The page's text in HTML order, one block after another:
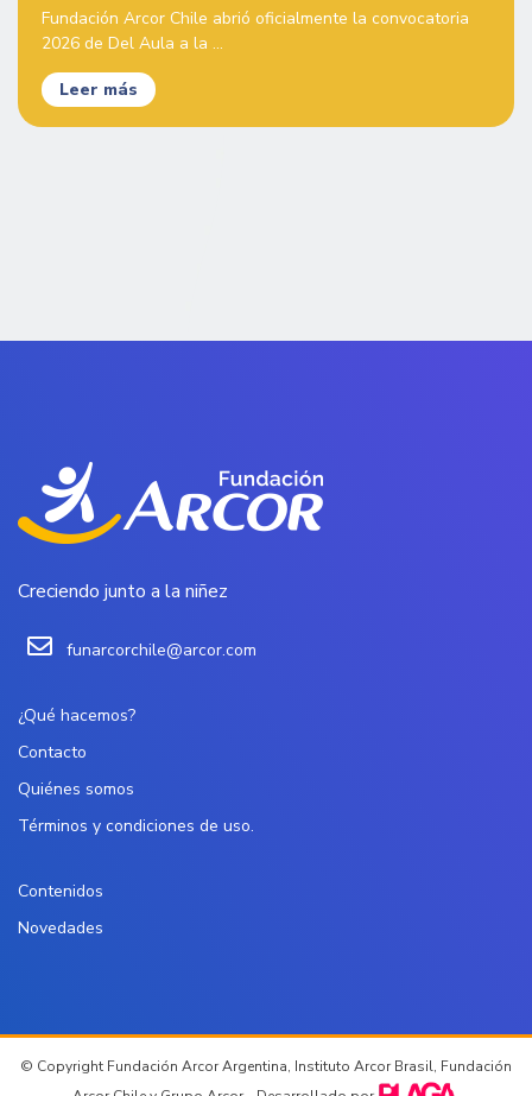
Fundación Arcor Chile abrió oficialmente la convocatoria
2026 de Del Aula a la ...
Leer más
Creciendo junto a la niñez
funarcorchile@arcor.com
¿Qué hacemos?
Contacto
Quiénes somos
Términos y condiciones de uso.
Contenidos
Novedades
© Copyright Fundación Arcor Argentina, Instituto Arcor Brasil, Fundación